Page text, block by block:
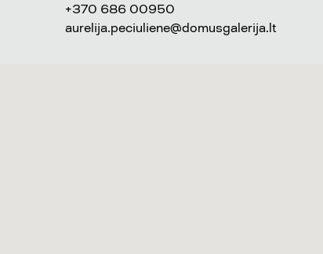
+370 686 00950
aurelija.peciuliene@domusgalerija.lt